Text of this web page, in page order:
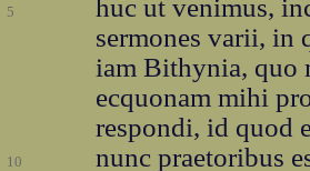
5
huc ut venimus,
sermones varii, in
iam Bithynia, quo
ecquonam mihi
respondi, id quod
10
nunc praetoribus